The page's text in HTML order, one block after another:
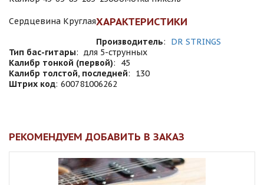
Сердцевина КруглаяХАРАКТЕРИСТИКИ
Производитель:
DR STRINGS
Тип бас-гитары: для 5-струнных
Калибр тонкой (первой):
45
Калибр толстой, последней:
130
Штрих код: 600781006262
РЕКОМЕНДУЕМ ДОБАВИТЬ В ЗАКАЗ